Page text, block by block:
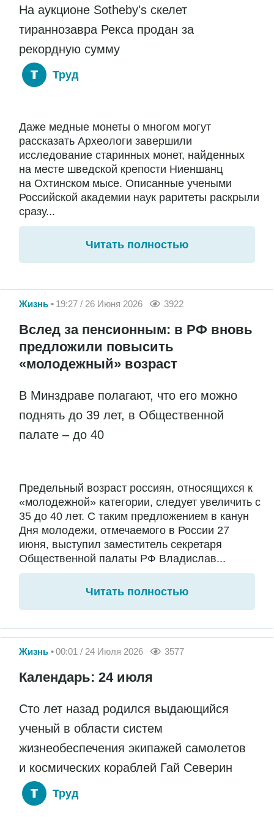
На аукционе Sotheby's скелет
тираннозавра Рекса продан за
рекордную сумму
Труд
Даже медные монеты о многом могут
рассказать Археологи завершили
исследование старинных монет, найденных
на месте шведской крепости Ниеншанц
на Охтинском мысе. Описанные учеными
Российской академии наук раритеты раскрыли
сразу...
Читать полностью
Жизнь 19:27 / 26 Июня 2026 3922
Вслед за пенсионным: в РФ вновь
предложили повысить
«молодежный» возраст
В Минздраве полагают, что его можно
поднять до 39 лет, в Общественной
палате – до 40
Предельный возраст россиян, относящихся к
«молодежной» категории, следует увеличить с
35 до 40 лет. С таким предложением в канун
Дня молодежи, отмечаемого в России 27
июня, выступил заместитель секретаря
Общественной палаты РФ Владислав...
Читать полностью
Жизнь 00:01 / 24 Июля 2026 3577
Календарь: 24 июля
Сто лет назад родился выдающийся
ученый в области систем
жизнеобеспечения экипажей самолетов
и космических кораблей Гай Северин
Труд